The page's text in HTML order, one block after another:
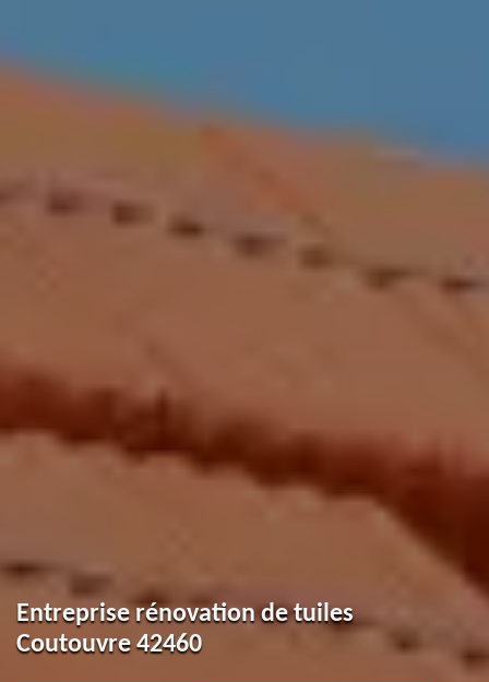
Entreprise rénovation de tuiles
Coutouvre 42460